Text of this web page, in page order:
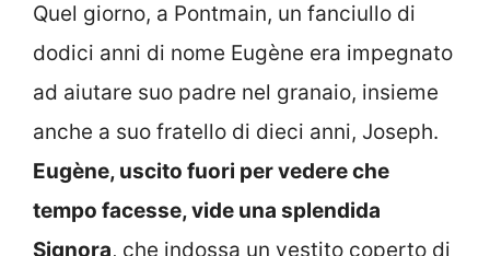
Quel giorno, a Pontmain, un fanciullo di
dodici anni di nome Eugène era impegnato
ad aiutare suo padre nel granaio, insieme
anche a suo fratello di dieci anni, Joseph.
Eugène, uscito fuori per vedere che
tempo facesse, vide una splendida
Signora, che indossa un vestito coperto di